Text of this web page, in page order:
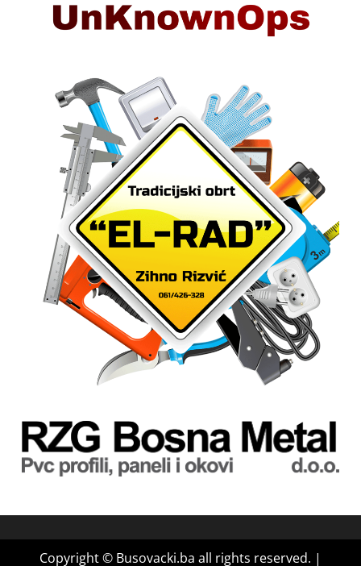
Copyright © Busovacki.ba all rights reserved. |